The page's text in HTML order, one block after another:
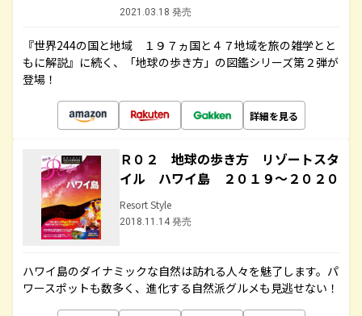
2021.03.18 発売
『世界244の国と地域 １９７ヵ国と４７地域を旅の雑学とと
もに解説』に続く、「地球の歩き方」の図鑑シリーズ第２弾が
登場！
詳細を見る
Ｒ０２ 地球の歩き方 リゾートスタ
イル ハワイ島 ２０１９～２０２０
Resort Style
2018.11.14 発売
ハワイ島のダイナミックな自然は訪れる人々を魅了します。パ
ワースポットも数多く、進化する自然派グルメも見逃せない！